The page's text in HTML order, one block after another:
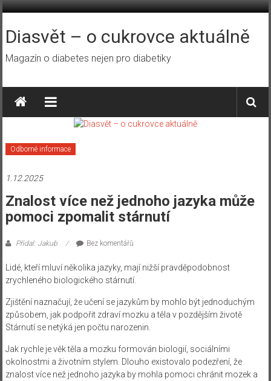
Přeskočit
obsah
Diasvět – o cukrovce aktuálně
Magazín o diabetes nejen pro diabetiky
Odborné informace
1.12.2025
Znalost více než jednoho jazyka může
pomoci zpomalit stárnutí
Přidal: Jakub Bez komentářů
Lidé, kteří mluví několika jazyky, mají nižší pravděpodobnost
zrychleného biologického stárnutí.
Zjištění naznačují, že učení se jazykům by mohlo být jednoduchým
způsobem, jak podpořit zdraví mozku a těla v pozdějším životě
Stárnutí se netýká jen počtu narozenin.
Jak rychle je věk těla a mozku formován biologií, sociálními
okolnostmi a životním stylem. Dlouho existovalo podezření, že
znalost více než jednoho jazyka by mohla pomoci chránit mozek a